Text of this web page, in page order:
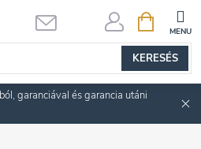
KERESÉS
KOSÁR
garanciával és garancia utáni